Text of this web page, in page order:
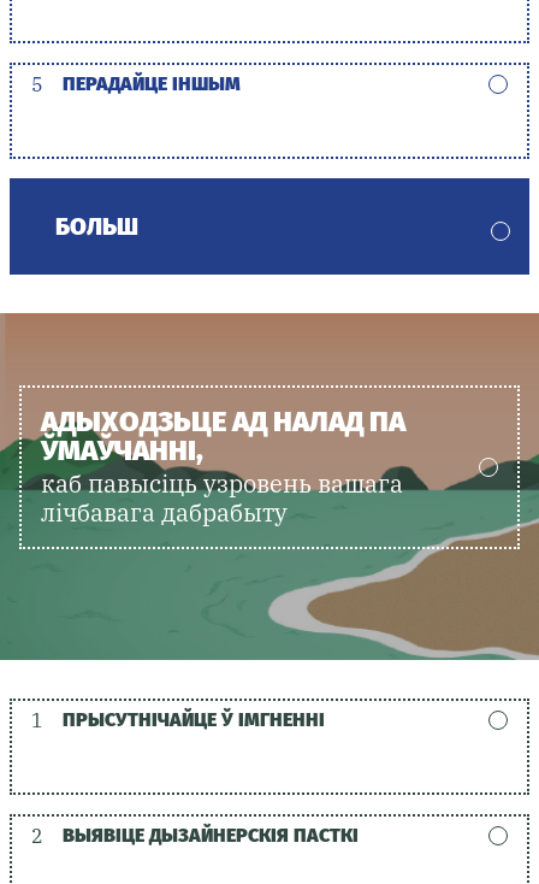
5 ПЕРАДАЙЦЕ ІНШЫМ
БОЛЬШ
АДЫХОДЗЬЦЕ АД НАЛАД ПА
ЎМАЎЧАННІ,
каб павысіць узровень вашага
лічбавага дабрабыту
1 ПРЫСУТНІЧАЙЦЕ Ў ІМГНЕННІ
2 ВЫЯВІЦЕ ДЫЗАЙНЕРСКІЯ ПАСТКІ